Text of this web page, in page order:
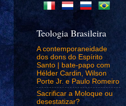
Teologia Brasileira
A contemporaneidade
dos dons do Espírito
Santo | bate-papo com
Hélder Cardin, Wilson
Porte Jr. e Paulo Romeiro
Sacrificar a Moloque ou
desestatizar?